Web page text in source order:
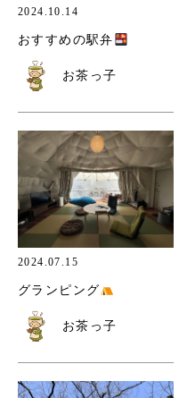
2024.10.14
おすすめの駅弁
お茶っ子
2024.07.15
グランピング
お茶っ子